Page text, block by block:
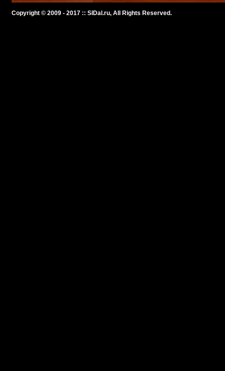
Copyright © 2009 - 2017 :: SlDal.ru, All Rights Reserved.